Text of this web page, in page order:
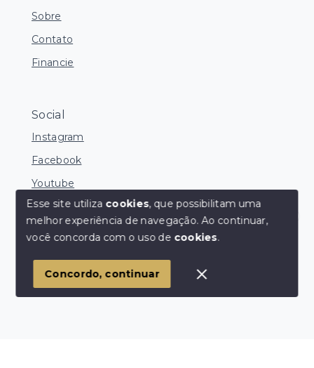
Sobre
Contato
Financie
Social
Instagram
Facebook
Youtube
© Copyright 2026 - Ocean Consultoria de Imóveis -
SITE PARA IMOBILIARIA
Corretores Online
Esse site utiliza cookies, que possibilitam uma
melhor experiência de navegação.Ao continuar,
você concorda com o uso de cookies.
Concordo, continuar